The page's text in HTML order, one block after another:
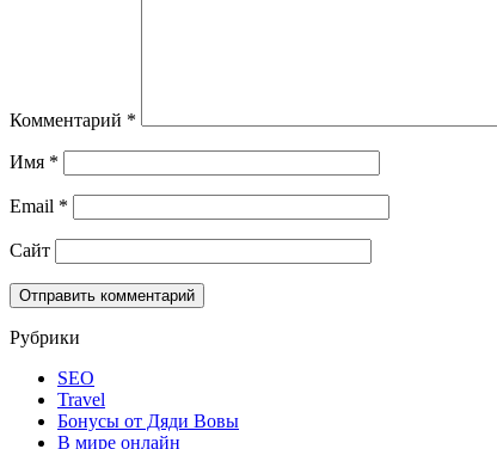
Комментарий *
Имя *
Email *
Сайт
Рубрики
SEO
Travel
Бонусы от Дяди Вовы
В мире онлайн